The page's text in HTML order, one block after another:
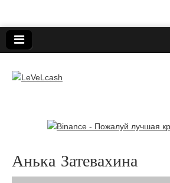
LeVeLcash
Анька Затевахина